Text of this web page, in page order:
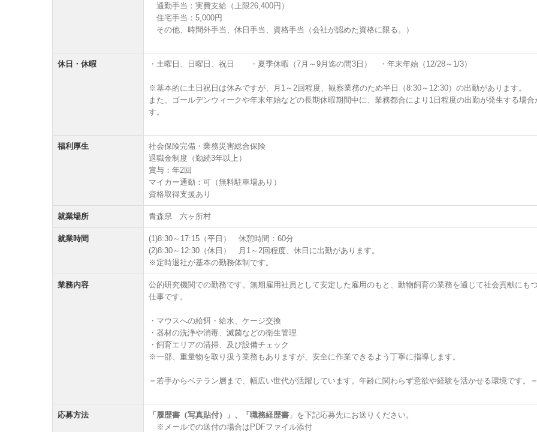
通勤手当：実費支給（上限26,400円）
住宅手当：5,000円
その他、時間外手当、休日手当、資格手当（会社が認めた資格に限る。）
休日・休暇 ・土曜日、日曜日、祝日 ・夏季休暇（7月～9月迄の間3日） ・年末年始（12/28～1/3）
※基本的に土日祝日は休みですが、月1～2回程度、観察業務のため半日（8:30～12:30）の出勤があります。
また、ゴールデンウィークや年末年始などの長期休暇期間中に、業務都合により1日程度の出勤が発生する場合
す。
福利厚生
社会保険完備・業務災害総合保険
退職金制度（勤続3年以上）
賞与：年2回
マイカー通勤：可（無料駐車場あり）
資格取得支援あり
就業場所 青森県 六ヶ所村
就業時間
(1)8:30～17:15（平日） 休憩時間：60分
(2)8:30～12:30（休日） 月1～2回程度、休日に出勤があります。
※定時退社が基本の勤務体制です。
業務内容
公的研究機関での勤務です。無期雇用社員として安定した雇用のもと、動物飼育の業務を通じて社会貢献にも
仕事です。
・マウスへの給餌・給水、ケージ交換
・器材の洗浄や消毒、滅菌などの衛生管理
・飼育エリアの清掃、及び設備チェック
※一部、重量物を取り扱う業務もありますが、安全に作業できるよう丁寧に指導します。
＝若手からベテラン層まで、幅広い世代が活躍しています。年齢に関わらず意欲や経験を活かせる環境です。＝
応募方法 「履歴書（写真貼付）」、「職務経歴書 」を下記応募先にお送りください。
※メールでの送付の場合はPDFファイル添付